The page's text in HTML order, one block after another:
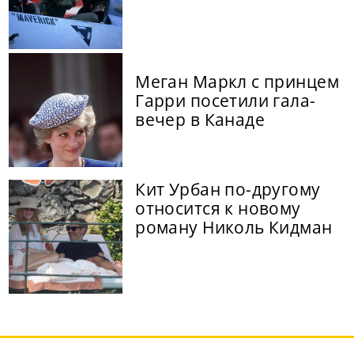
Меган Маркл с принцем
Гарри посетили гала-
вечер в Канаде
Кит Урбан по-другому
относится к новому
роману Николь Кидман